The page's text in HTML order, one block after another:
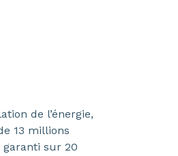
de l’énergie,
13 millions
garanti sur 20